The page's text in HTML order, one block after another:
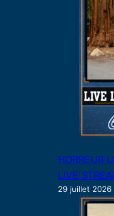
HORREUR
LIVE
29 juillet 2026